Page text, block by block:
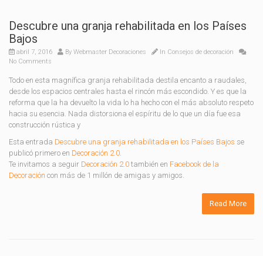
Descubre una granja rehabilitada en los Países
Bajos
abril 7, 2016 By Webmaster Decoraciones In Consejos de decoración
No Comments
Todo en esta magnífica granja rehabilitada destila encanto a raudales,
desde los espacios centrales hasta el rincón más escondido. Y es que la
reforma que la ha devuelto la vida lo ha hecho con el más absoluto respeto
hacia su esencia. Nada distorsiona el espíritu de lo que un día fue esa
construcción rústica y
Esta entrada Descubre una granja rehabilitada en los Países Bajos se
publicó primero en Decoración 2.0.
Te invitamos a seguir Decoración 2.0 también en Facebook de la
Decoración con más de 1 millón de amigas y amigos.
Read More